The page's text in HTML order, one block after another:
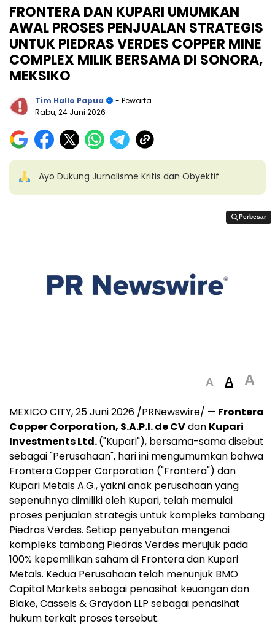
FRONTERA DAN KUPARI UMUMKAN
AWAL PROSES PENJUALAN STRATEGIS
UNTUK PIEDRAS VERDES COPPER MINE
COMPLEX MILIK BERSAMA DI SONORA,
MEKSIKO
Tim Hallo Papua
- Pewarta
Rabu, 24 Juni 2026
Ayo Dukung Jurnalisme Kritis dan Obyektif
Perbesar
Perbesar
A A A
MEXICO CITY,25 Juni 2026 /PRNewswire/ — Frontera
Copper Corporation, S.A.P.I. de CVdan Kupari
Investments Ltd.("Kupari"), bersama-sama disebut
sebagai "Perusahaan", hari ini mengumumkan bahwa
Frontera Copper Corporation ("Frontera") dan
Kupari Metals A.G., yakni anak perusahaan yang
sepenuhnya dimiliki oleh Kupari, telah memulai
proses penjualan strategis untuk kompleks tambang
Piedras Verdes. Setiap penyebutan mengenai
kompleks tambang Piedras Verdes merujuk pada
100% kepemilikan saham di Frontera dan Kupari
Metals. Kedua Perusahaan telah menunjuk BMO
Capital Markets sebagai penasihat keuangan dan
Blake, Cassels & Graydon LLP sebagai penasihat
hukum terkait proses tersebut.